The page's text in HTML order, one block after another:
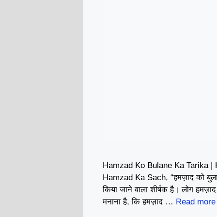
Hamzad Ko Bulane Ka Tarika
Hamzad Ka Sach, “हमज़ाद को
किया जाने वाला शीर्षक है। लोग
मनाना है, कि हमज़ाद … Read more